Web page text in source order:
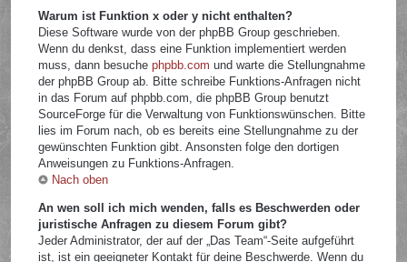
Warum ist Funktion x oder y nicht enthalten?
Diese Software wurde von der phpBB Group geschrieben.
Wenn du denkst, dass eine Funktion implementiert werden
muss, dann besuchephpbb.com und warte die Stellungnahme
der phpBB Group ab. Bitte schreibe Funktions-Anfragen nicht
in das Forum auf phpbb.com, die phpBB Group benutzt
SourceForge für die Verwaltung von Funktionswünschen. Bitte
lies im Forum nach, ob es bereits eine Stellungnahme zu der
gewünschten Funktion gibt. Ansonsten folge den dortigen
Anweisungen zu Funktions-Anfragen.
Nach oben
An wen soll ich mich wenden, falls es Beschwerden oder
juristische Anfragen zu diesem Forum gibt?
Jeder Administrator, der auf der „Das Team“-Seite aufgeführt
ist, ist ein geeigneter Kontakt für deine Beschwerde. Wenn du